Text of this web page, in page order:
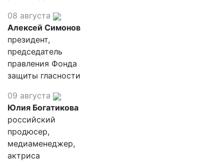
08 августа
Алексей Симонов
президент,
председатель
правления Фонда
защиты гласности
09 августа
Юлия Богатикова
российский
продюсер,
медиаменеджер,
актриса